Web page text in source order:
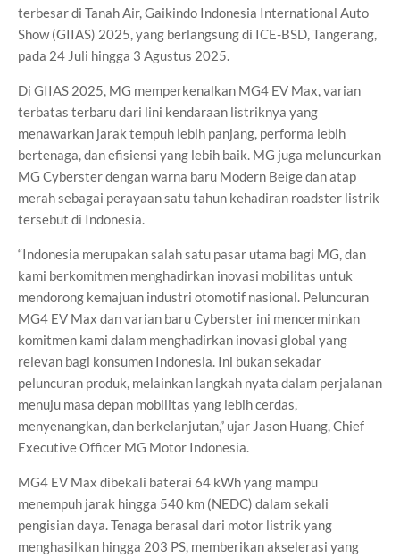
terbesar di Tanah Air, Gaikindo Indonesia International Auto
Show (GIIAS) 2025, yang berlangsung di ICE-BSD, Tangerang,
pada 24 Juli hingga 3 Agustus 2025.
Di GIIAS 2025, MG memperkenalkan MG4 EV Max, varian
terbatas terbaru dari lini kendaraan listriknya yang
menawarkan jarak tempuh lebih panjang, performa lebih
bertenaga, dan efisiensi yang lebih baik. MG juga meluncurkan
MG Cyberster dengan warna baru Modern Beige dan atap
merah sebagai perayaan satu tahun kehadiran roadster listrik
tersebut di Indonesia.
“Indonesia merupakan salah satu pasar utama bagi MG, dan
kami berkomitmen menghadirkan inovasi mobilitas untuk
mendorong kemajuan industri otomotif nasional. Peluncuran
MG4 EV Max dan varian baru Cyberster ini mencerminkan
komitmen kami dalam menghadirkan inovasi global yang
relevan bagi konsumen Indonesia. Ini bukan sekadar
peluncuran produk, melainkan langkah nyata dalam perjalanan
menuju masa depan mobilitas yang lebih cerdas,
menyenangkan, dan berkelanjutan,” ujar Jason Huang, Chief
Executive Officer MG Motor Indonesia.
MG4 EV Max dibekali baterai 64 kWh yang mampu
menempuh jarak hingga 540 km (NEDC) dalam sekali
pengisian daya. Tenaga berasal dari motor listrik yang
menghasilkan hingga 203 PS, memberikan akselerasi yang